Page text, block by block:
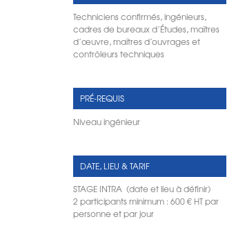
Techniciens confirmés, ingénieurs,
cadres de bureaux d’Études, maîtres
d’œuvre, maîtres d’ouvrages et
contrôleurs techniques
PRÉ-REQUIS
Niveau ingénieur
DATE, LIEU & TARIF
STAGE INTRA (date et lieu à définir)
2 participants minimum : 600 € HT par
personne et par jour